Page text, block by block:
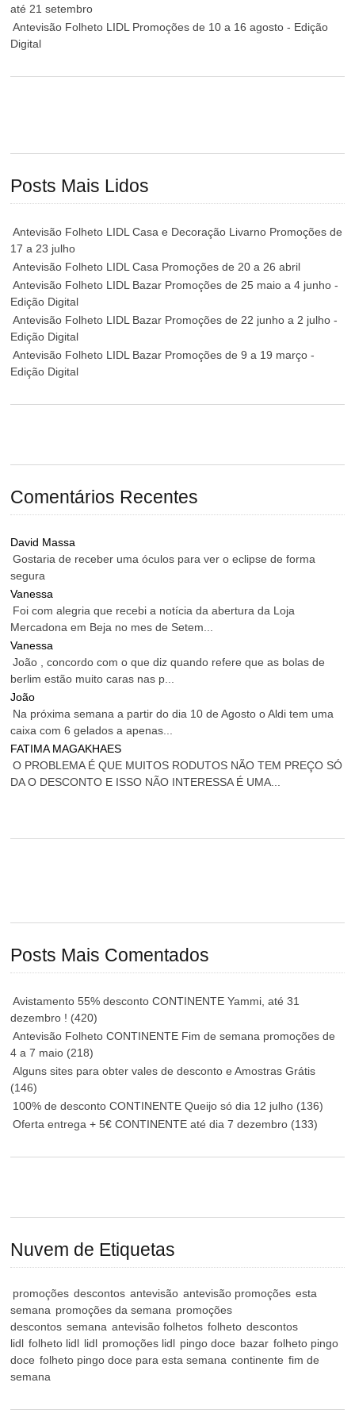
até 21 setembro
Antevisão Folheto LIDL Promoções de 10 a 16 agosto - Edição
Digital
Posts Mais Lidos
Antevisão Folheto LIDL Casa e Decoração Livarno Promoções de
17 a 23 julho
Antevisão Folheto LIDL Casa Promoções de 20 a 26 abril
Antevisão Folheto LIDL Bazar Promoções de 25 maio a 4 junho -
Edição Digital
Antevisão Folheto LIDL Bazar Promoções de 22 junho a 2 julho -
Edição Digital
Antevisão Folheto LIDL Bazar Promoções de 9 a 19 março -
Edição Digital
Comentários Recentes
David Massa
Gostaria de receber uma óculos para ver o eclipse de forma
segura
Vanessa
Foi com alegria que recebi a notícia da abertura da Loja
Mercadona em Beja no mes de Setem...
Vanessa
João , concordo com o que diz quando refere que as bolas de
berlim estão muito caras nas p...
João
Na próxima semana a partir do dia 10 de Agosto o Aldi tem uma
caixa com 6 gelados a apenas...
FATIMA MAGAKHAES
O PROBLEMA É QUE MUITOS RODUTOS NÃO TEM PREÇO SÓ
DA O DESCONTO E ISSO NÃO INTERESSA É UMA...
Posts Mais Comentados
Avistamento 55% desconto CONTINENTE Yammi, até 31
dezembro ! (420)
Antevisão Folheto CONTINENTE Fim de semana promoções de
4 a 7 maio (218)
Alguns sites para obter vales de desconto e Amostras Grátis
(146)
100% de desconto CONTINENTE Queijo só dia 12 julho (136)
Oferta entrega + 5€ CONTINENTE até dia 7 dezembro (133)
Nuvem de Etiquetas
promoções descontos antevisão antevisão promoções esta
semana promoções da semana promoções
descontos semana antevisão folhetos folheto descontos
lidl folheto lidl lidl promoções lidl pingo doce bazar folheto pingo
doce folheto pingo doce para esta semana continente fim de
semana